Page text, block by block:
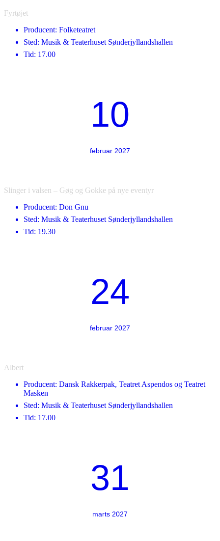
Fyrtøjet
Producent: Folketeatret
Sted: Musik & Teaterhuset Sønderjyllandshallen
Tid: 17.00
10
februar 2027
Slinger i valsen – Gøg og Gokke på nye eventyr
Producent: Don Gnu
Sted: Musik & Teaterhuset Sønderjyllandshallen
Tid: 19.30
24
februar 2027
Albert
Producent: Dansk Rakkerpak, Teatret Aspendos og Teatret
Masken
Sted: Musik & Teaterhuset Sønderjyllandshallen
Tid: 17.00
31
marts 2027